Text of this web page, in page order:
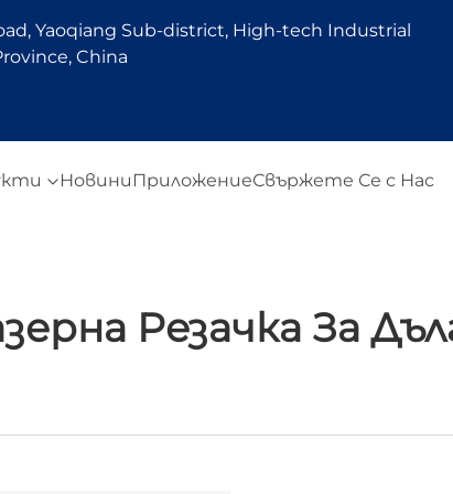
Yaoqiang Sub-district, High-tech Industrial
China
Новини ПриложениеСвържете Се с Нас
Резачка За